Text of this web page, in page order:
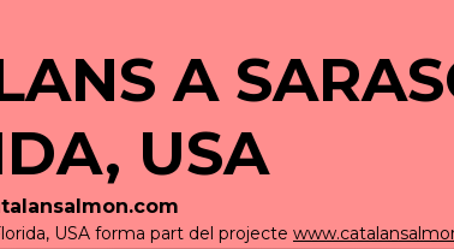
A
USA
USA forma part del projecte